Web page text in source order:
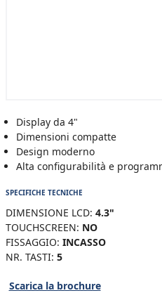
Display da 4"
Dimensioni compatte
Design moderno
Alta configurabilità e
SPECIFICHE TECNICHE
DIMENSIONE LCD: 4.3"
TOUCHSCREEN: NO
FISSAGGIO: INCASSO
NR. TASTI: 5
Scarica la brochure